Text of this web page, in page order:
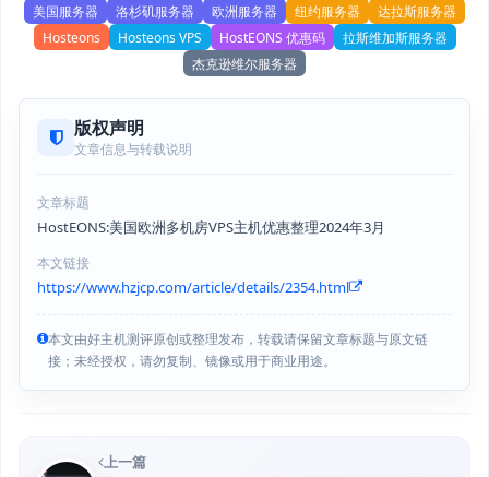
美国服务器 洛杉矶服务器 欧洲服务器 纽约服务器
达拉斯服务器
Hosteons
Hosteons VPS HostEONS 优惠码
拉斯维加斯服务器
杰克逊维尔服务器
版权声明
文章信息与转载说明
文章标题
HostEONS:美国欧洲多机房VPS主机优惠整理2024年3月
本文链接
https://www.hzjcp.com/article/details/2354.html
本文由好主机测评原创或整理发布，转载请保留文章标题与原文链
接；未经授权，请勿复制、镜像或用于商业用途。
上一篇